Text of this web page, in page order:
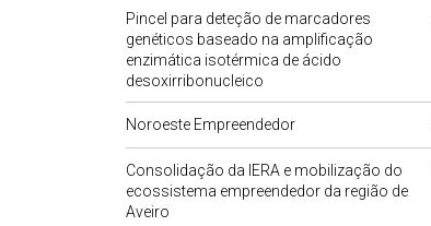
Pincel para deteção de marcadores
genéticos baseado na amplificação
enzimática isotérmica de ácido
desoxirribonucleico
Noroeste Empreendedor
Consolidação da IERA e mobilização do
ecossistema empreendedor da região de
Aveiro